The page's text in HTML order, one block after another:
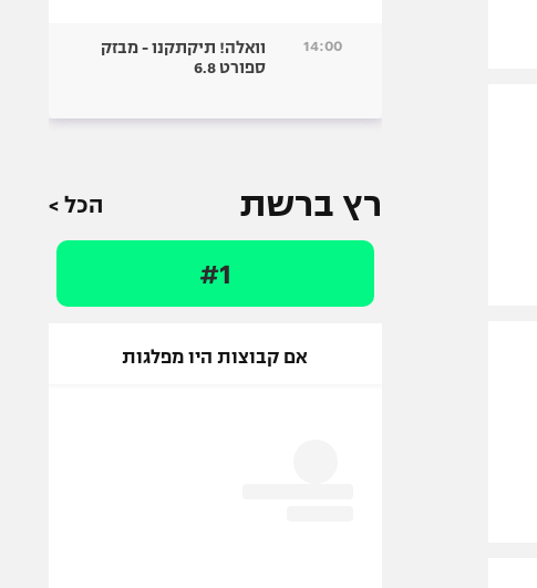
14:00
וואלה! תיקתקנו - מבזק
ספורט 6.8
רץ ברשת הכל >
#1
אם קבוצות היו מפלגות